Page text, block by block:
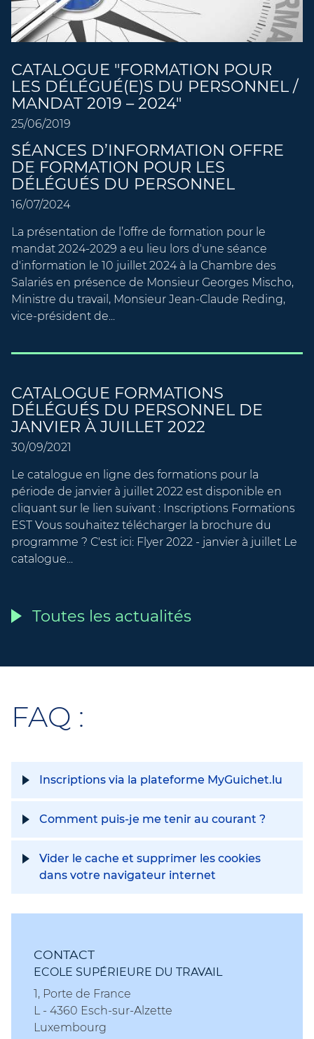
CATALOGUE "FORMATION POUR
LES DÉLÉGUÉ(E)S DU PERSONNEL /
MANDAT 2019 – 2024"
25/06/2019
SÉANCES D’INFORMATION OFFRE
DE FORMATION POUR LES
DÉLÉGUÉS DU PERSONNEL
16/07/2024
La présentation de l’offre de formation pour le
mandat 2024-2029 a eu lieu lors d'une séance
d'information le 10 juillet 2024 à la Chambre des
Salariés en présence de Monsieur Georges Mischo,
Ministre du travail, Monsieur Jean-Claude Reding,
vice-président de...
CATALOGUE FORMATIONS
DÉLÉGUÉS DU PERSONNEL DE
JANVIER À JUILLET 2022
30/09/2021
Le catalogue en ligne des formations pour la
période de janvier à juillet 2022 est disponible en
cliquant sur le lien suivant : Inscriptions Formations
EST Vous souhaitez télécharger la brochure du
programme ? C'est ici: Flyer 2022 - janvier à juillet Le
catalogue...
Toutes les actualités
FAQ :
Inscriptions via la plateforme MyGuichet.lu
Comment puis-je me tenir au courant ?
Vider le cache et supprimer les cookies
dans votre navigateur internet
CONTACT
ECOLE SUPÉRIEURE DU TRAVAIL
1, Porte de France
L - 4360 Esch-sur-Alzette
Luxembourg